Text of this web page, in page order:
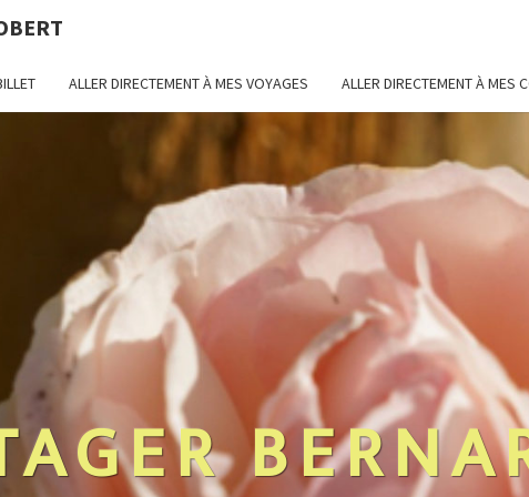
ALLER DIRECTEMENT À MES VOYAGES ALLER DIRECTEMENT À MES